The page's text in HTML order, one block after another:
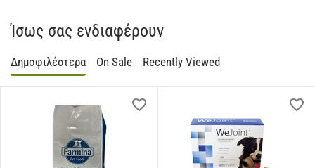
Ίσως σας ενδιαφέρουν
Δημοφιλέστερα On Sale Recently Viewed